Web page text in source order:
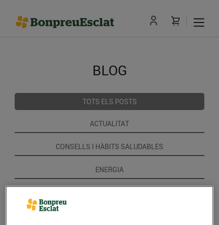
BLOG
TOTS ELS POSTS
ACTUALITAT
CONSELLS I HÀBITS SALUDABLES
ENERGIA